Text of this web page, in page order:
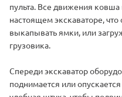
пульта. Все движения
настоящем экскаваторе,
выкапывать ямки, или
грузовика.
Спереди экскаватор
поднимается или